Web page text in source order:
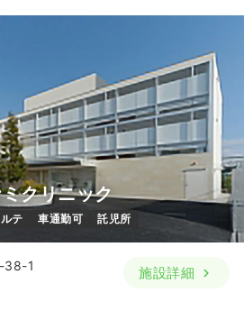
クリニック
テ 車通勤可 託児所
38-1
施設詳細